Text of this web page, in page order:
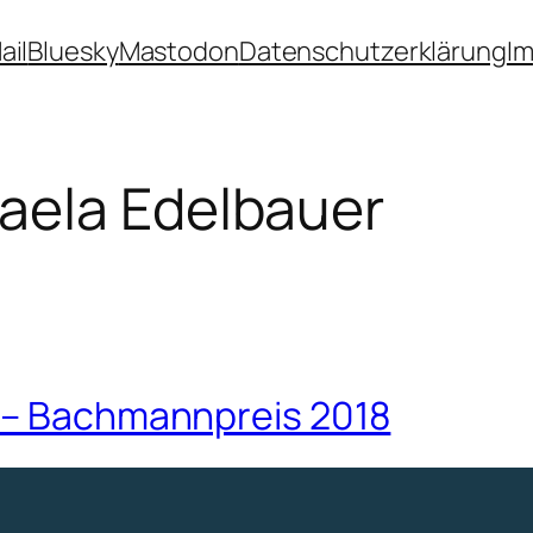
BlueskyMastodonDatenschutzerklärung
Edelbauer
Bachmannpreis 2018